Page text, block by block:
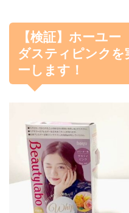
【検証】ホーユ
ダスティピンクを
ーします！